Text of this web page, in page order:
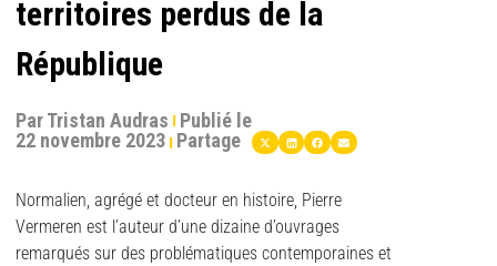
territoires perdus de la
République
ParTristan Audras Publié le
22 novembre 2023 Partage
Normalien, agrégé et docteur en histoire, Pierre
Vermeren est l’auteur d’une dizaine d’ouvrages
remarqués sur des problématiques contemporaines et